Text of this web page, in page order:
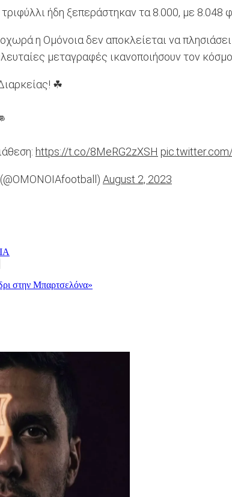
ήδη ξεπεράστηκαν τα 8.000, με 8.048
η Ομόνοια δεν αποκλείεται να
μεταγραφές ικανοποιήσουν τον
☘
https://t.co/8MeRG2zXSH
August 2, 2023
στην Μπαρτσελόνα»